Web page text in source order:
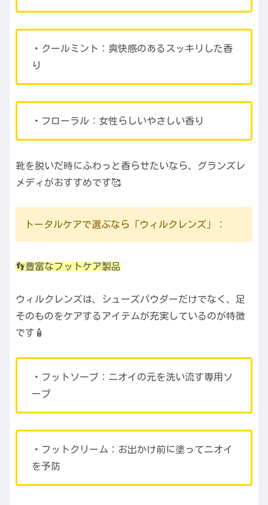
・クールミント：爽快感のあるスッキリした香
り
・フローラル：女性らしいやさしい香り
靴を脱いだ時にふわっと香らせたいなら、グランズレ
メディがおすすめです🥰
トータルケアで選ぶなら「ウィルクレンズ」：
👣豊富なフットケア製品
ウィルクレンズは、シューズパウダーだけでなく、足
そのものをケアするアイテムが充実しているのが特徴
です🧴
・フットソープ：ニオイの元を洗い流す専用ソ
ープ
・フットクリーム：お出かけ前に塗ってニオイ
を予防